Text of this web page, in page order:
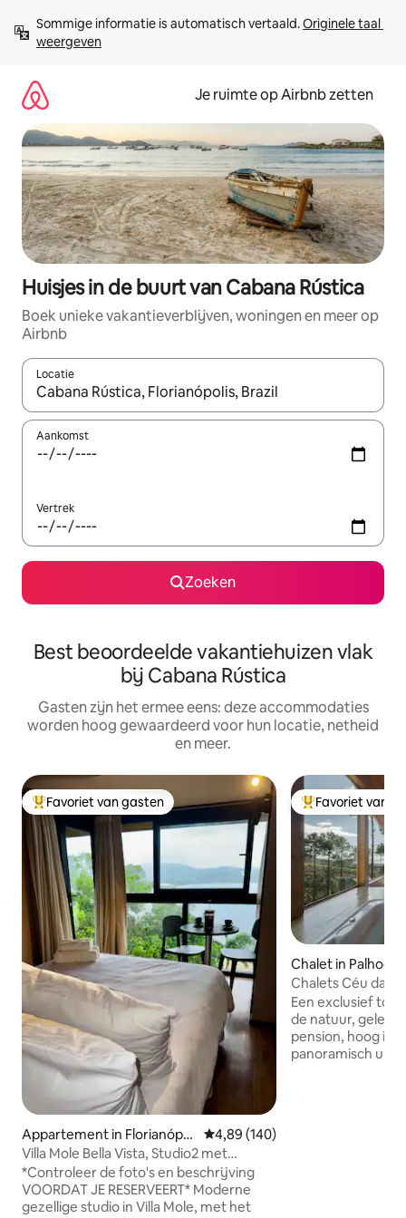
direct
naar
Sommige informatie is automatisch vertaald. Originele taal
weergeven
Je ruimte op Airbnb zetten
Huisjes in de buurt van Cabana Rústica
Boek unieke vakantieverblijven, woningen en meer op
Airbnb
Locatie
Wanneer er suggesties beschikbaar zijn, maak je een keuze
Aankomst
Vertrek
Zoeken
Best beoordeelde vakantiehuizen vlak
bij Cabana Rústica
Gasten zijn het ermee eens: deze accommodaties
worden hoog gewaardeerd voor hun locatie, netheid
en meer.
Topfavoriet van gasten
Favoriet van gasten
Appartement in Florianópoli
s
Gemiddelde beoordeling van
4,89 (140)
Villa Mole Bella Vista, Studio2 met
uitzicht/Jacuzzi/BBQ
*Controleer de foto's en beschrijving
VOORDAT JE RESERVEERT* Moderne
gezellige studio in Villa Mole, met het
Topfavoriet van
Favoriet van
Chalet in Palhoça
Chalets Céu da
Een exclusief
de natuur,
pension, hoog in
panoramisch